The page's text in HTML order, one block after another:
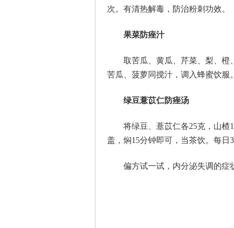
次。有清热解毒，防治粉刺功效。
果菜防痤汁
取苦瓜、黄瓜、芹菜、梨、橙
苦瓜、菠萝同搅汁，调入蜂蜜饮服
绿豆薏苡仁防痤汤
将绿豆、薏苡仁各25克，山楂
盖，焖15分钟即可，当茶饮。每日
偏方试一试，内分泌失调的症